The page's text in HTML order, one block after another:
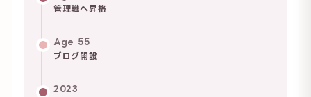
管理職へ昇格
Age 55
ブログ開設
2023